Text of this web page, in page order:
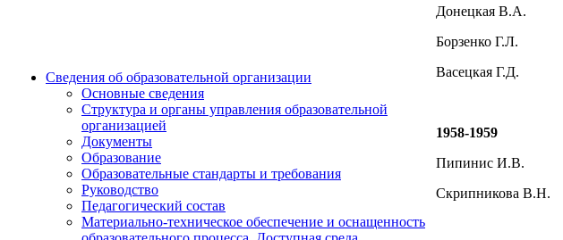
Сведения об образовательной организации
Основные сведения
Структура и органы управления образовательной
организацией
Документы
Образование
Образовательные стандарты и требования
Руководство
Педагогический состав
Материально-техническое обеспечение и оснащенность
Донецкая В.А.
Борзенко Г.Л.
Васецкая Г.Д.
1958-1959
Пипинис И.В.
Скрипникова В.Н.